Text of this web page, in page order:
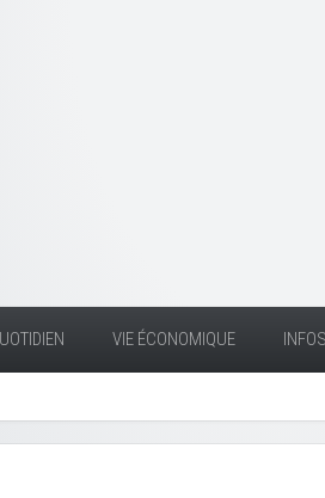
VIE ÉCONOMIQUE